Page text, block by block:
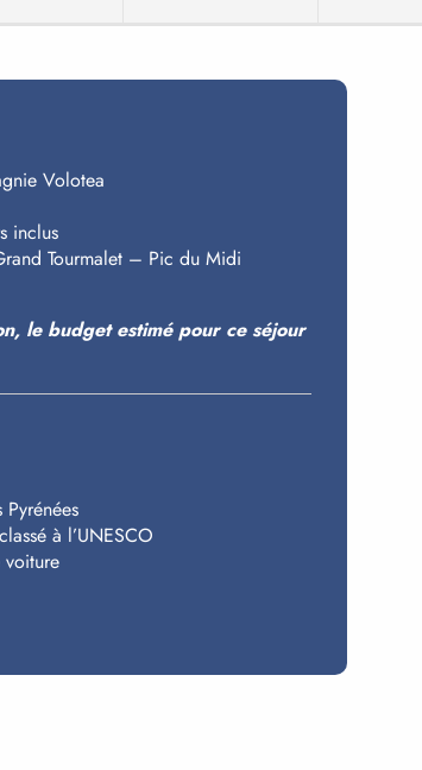
Volotea
inclus
Tourmalet – Pic du Midi
le budget estimé pour ce séjour
à l’UNESCO